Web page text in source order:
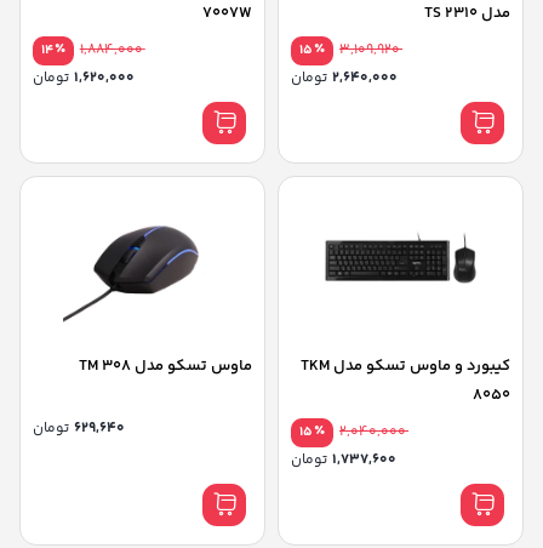
مدل TS 2310
٪15
3,109,920
تومان
7007W
٪14
1,884,000
تومان
کیبورد و ماوس تسکو مدل TKM
8050
٪15
2,040,000
تومان
ماوس تسکو مدل TM 308
تومان